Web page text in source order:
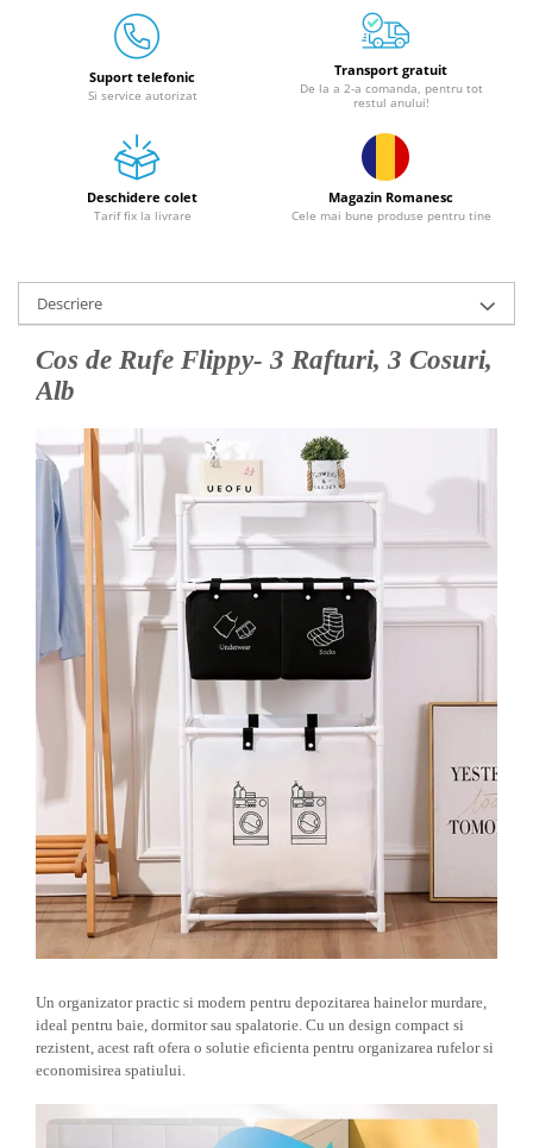
Mori pentru fructe si legume
Mori pentru furaje
Mori pentru furaje si resturi
Motoare granulatoare
Piese si accesorii mori
Tocatoare furaje si crengi
Tocatoare crengi
Motocoase, Trimmere si Masini de
tuns gazon
Motocositori cu motoare 2T
Masini de tuns gazon pe benzina
Tractoraș de tuns gazonul
Zootehnie
Incubatoare, oparitoare si
deplumatoare
Echipamente pentru animale
Aparate de tuns animale
Piese si accesorii aparate de tuns
animale
Tarcuri animale
Semanatori
Masini batut stalpi si accesorii
Roabe & accesorii
Casute gradina si cutii depozitare
Mobilier gradina
Corturi, Prelate si plase de
umbrire
Lopeti zapada
Zdrobitoare si teascuri
Teascuri
Zdrobitoare electrice & manuale
Suport telefonic
Si service autorizat
Transport gratuit
De la a 2-a comanda, pentru tot
restul anului!
Deschidere colet
Tarif fix la livrare
Magazin Romanesc
Cele mai bune produse pentru tine
Descriere
Cos de Rufe Flippy- 3 Rafturi, 3 Cosuri,
Alb
Un organizator practic si modern pentru depozitarea hainelor murdare,
ideal pentru baie, dormitor sau spalatorie. Cu un design compact si
rezistent, acest raft ofera o solutie eficienta pentru organizarea rufelor si
economisirea spatiului.